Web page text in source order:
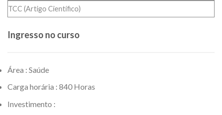
TCC (Artigo Científico)
Ingresso no curso
Área : Saúde
Carga horária : 840 Horas
Investimento :